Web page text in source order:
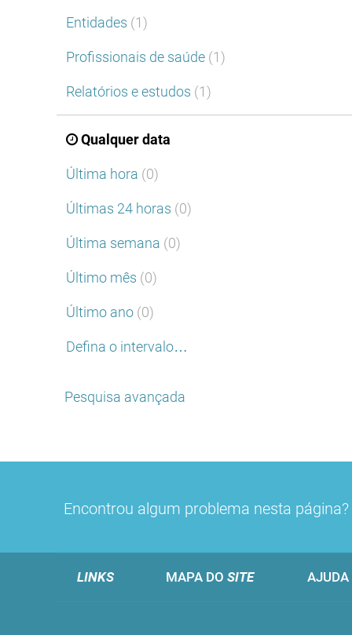
Entidades (1)
Profissionais de saúde (1)
Relatórios e estudos (1)
Qualquer data
Última hora (0)
Últimas 24 horas (0)
Última semana (0)
Último mês (0)
Último ano (0)
Defina o intervalo…
Pesquisa avançada
Encontrou algum problema nesta página?
LINKS MAPA DO SITE AJUDA